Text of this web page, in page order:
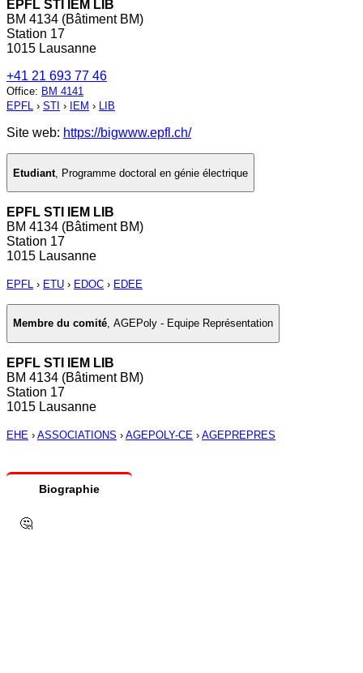
EPFL STI IEM LIB
BM 4134 (Bâtiment BM)
Station 17
1015 Lausanne
+41 21 693 77 46
Office: BM 4141
EPFL › STI › IEM › LIB
Site web: https://bigwww.epfl.ch/
Etudiant Programme doctoral en génie électrique
EPFL STI IEM LIB
BM 4134 (Bâtiment BM)
Station 17
1015 Lausanne
EPFL › ETU › EDOC › EDEE
Membre du comité, AGEPoly - Equipe Représentation
EPFL STI IEM LIB
BM 4134 (Bâtiment BM)
Station 17
1015 Lausanne
EHE › ASSOCIATIONS › AGEPOLY-CE › AGEPREPRES
Biographie
🤔